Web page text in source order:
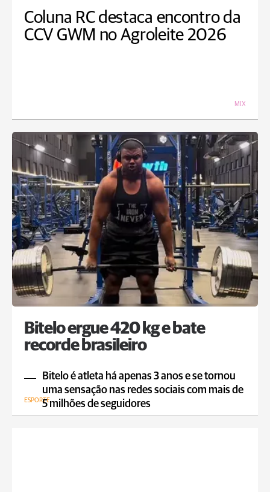
Coluna RC destaca encontro da
CCV GWM no Agroleite 2026
MIX
Bitelo ergue 420 kg e bate
recorde brasileiro
Bitelo é atleta há apenas 3 anos e se tornou
uma sensação nas redes sociais com mais de
5 milhões de seguidores
ESPORTE